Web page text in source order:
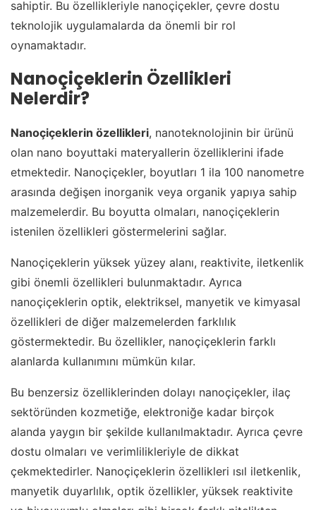
sahiptir. Bu özellikleriyle nanoçiçekler, çevre dostu
teknolojik uygulamalarda da önemli bir rol
oynamaktadır.
Nanoçiçeklerin Özellikleri
Nelerdir?
Nanoçiçeklerin özellikleri, nanoteknolojinin bir ürünü
olan nano boyuttaki materyallerin özelliklerini ifade
etmektedir. Nanoçiçekler, boyutları 1 ila 100 nanometre
arasında değişen inorganik veya organik yapıya sahip
malzemelerdir. Bu boyutta olmaları, nanoçiçeklerin
istenilen özellikleri göstermelerini sağlar.
Nanoçiçeklerin yüksek yüzey alanı, reaktivite, iletkenlik
gibi önemli özellikleri bulunmaktadır. Ayrıca
nanoçiçeklerin optik, elektriksel, manyetik ve kimyasal
özellikleri de diğer malzemelerden farklılık
göstermektedir. Bu özellikler, nanoçiçeklerin farklı
alanlarda kullanımını mümkün kılar.
Bu benzersiz özelliklerinden dolayı nanoçiçekler, ilaç
sektöründen kozmetiğe, elektroniğe kadar birçok
alanda yaygın bir şekilde kullanılmaktadır. Ayrıca çevre
dostu olmaları ve verimlilikleriyle de dikkat
çekmektedirler. Nanoçiçeklerin özellikleri ısıl iletkenlik,
manyetik duyarlılık, optik özellikler, yüksek reaktivite